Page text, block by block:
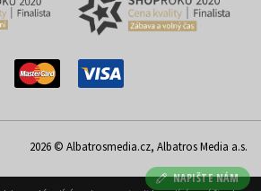
NAPIŠTE NÁM
2026 © Albatrosmedia.cz, Albatros Media a.s.